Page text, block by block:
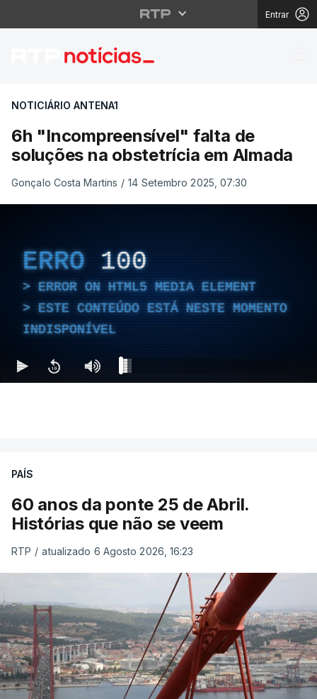
Entrar
6h "Incompreensível"
NOTICIÁRIO ANTENA1
6h "Incompreensível" falta de
soluções na obstetrícia em Almada
Gonçalo Costa Martins / 14 Setembro 2025, 07:30
ERRO 100
ERROR ON HTML5 MEDIA ELEMENT
ESTE CONTEÚDO ESTÁ NESTE MOMENTO
INDISPONÍVEL
PAÍS
60 anos da ponte 25 de Abril.
Histórias que não se veem
RTP / atualizado 6 Agosto 2026, 16:23